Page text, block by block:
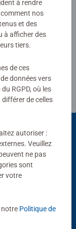
aussi
à rendre
nos
et des
à afficher des
tiers.
de ces
données vers
RGPD, où les
de celles
autoriser :
Veuillez
ne pas
sont
votre
notre Politique de